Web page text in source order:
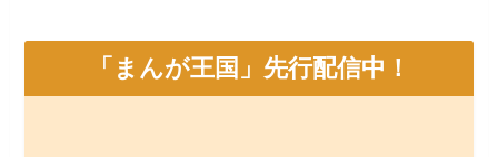
「まんが王国」先行配信中！